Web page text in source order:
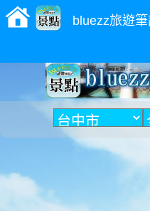
bluezz旅遊